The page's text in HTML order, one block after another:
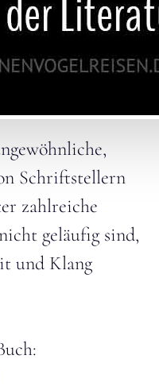
Schriftstellern
zahlreiche
geläufig sind,
und Klang